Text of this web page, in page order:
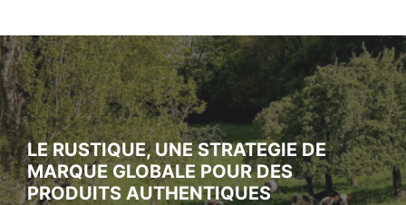
LE RUSTIQUE, UNE STRATEGIE DE
MARQUE GLOBALE POUR DES
PRODUITS AUTHENTIQUES